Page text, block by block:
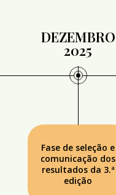
DEZEMBRO
2025
Fase de seleção e
comunicação dos
resultados da 3.ª
edição